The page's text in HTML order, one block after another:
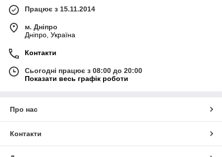
Працює з 15.11.2014
м. Дніпро
Дніпро, Україна
Контакти
Сьогодні працює з 08:00 до 20:00
Показати весь графік роботи
Про нас
Контакти